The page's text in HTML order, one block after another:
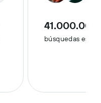
búsquedas esta